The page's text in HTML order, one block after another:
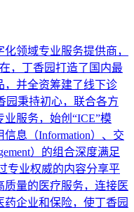
领域专业服务提供商，
，丁香园打造了国内最
，并全资筹建了线下诊
秉持初心，联合各方
服务，始创“ICE”模
息（Information）、交
）的组合深度满足
专业权威的内容分享平
质量的医疗服务，连接医
企业和保险，使丁香园